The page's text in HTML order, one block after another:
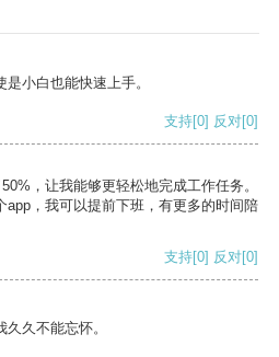
小白也能快速上手。
支持[0] 反对[0]
，让我能够更轻松地完成工作任务。
app，我可以提前下班，有更多的时间陪
支持[0] 反对[0]
久不能忘怀。